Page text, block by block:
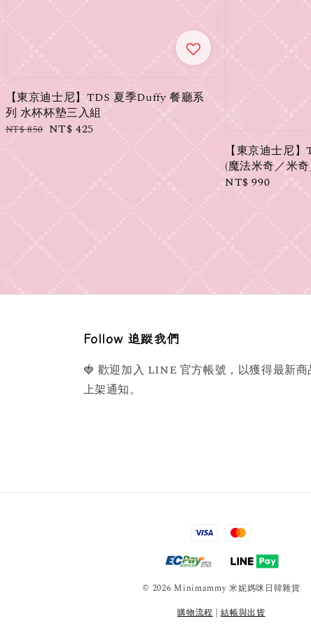
【東京迪士尼】TDS 夏季Duffy 餐廳系
列 水杯杯墊三入組
Regular
NT$ 850 Sale
NT$ 425
【東京迪士尼
(魔法米奇／米
Regular
NT$ 990
Follow 追蹤我們
🍓 歡迎加入 LINE 官方帳號，以獲得最新商
上架通知。
© 2026 Minimammy 米妮媽咪日韓雜貨
購物流程 |結帳與出貨